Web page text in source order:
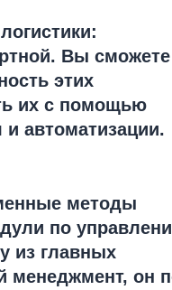
методы
по
из главных
менеджмент, он
Вы сможете
этих
их с помощью
автоматизации.